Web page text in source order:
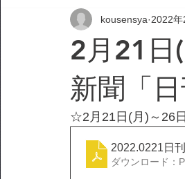
2月21日
新聞「
kousensya 2022
☆2月21日(月)～26
2022.0221日
ダウンロード：